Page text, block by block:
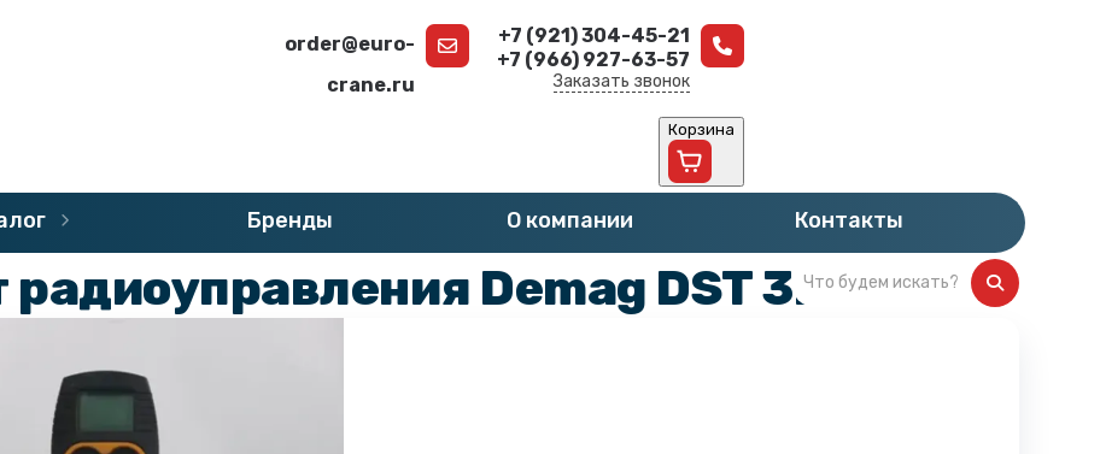
order@euro-
crane.ru
+7 (921) 304-45-21
+7 (966) 927-63-57
Заказать звонок
Корзина
Бренды О компании Контакты
» Запчасти DEMAG Пульты радиоуправления DEMAG
радиоуправления Demag DST 3D P2